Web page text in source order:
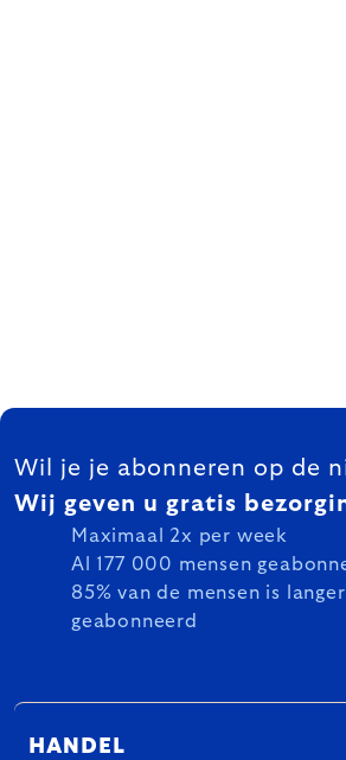
FOOTER
Wil je je abonneren op de
Wij geven u gratis
Maximaal 2x per week
Al 177 000 mensen
85% van de mensen is
geabonneerd
HANDEL